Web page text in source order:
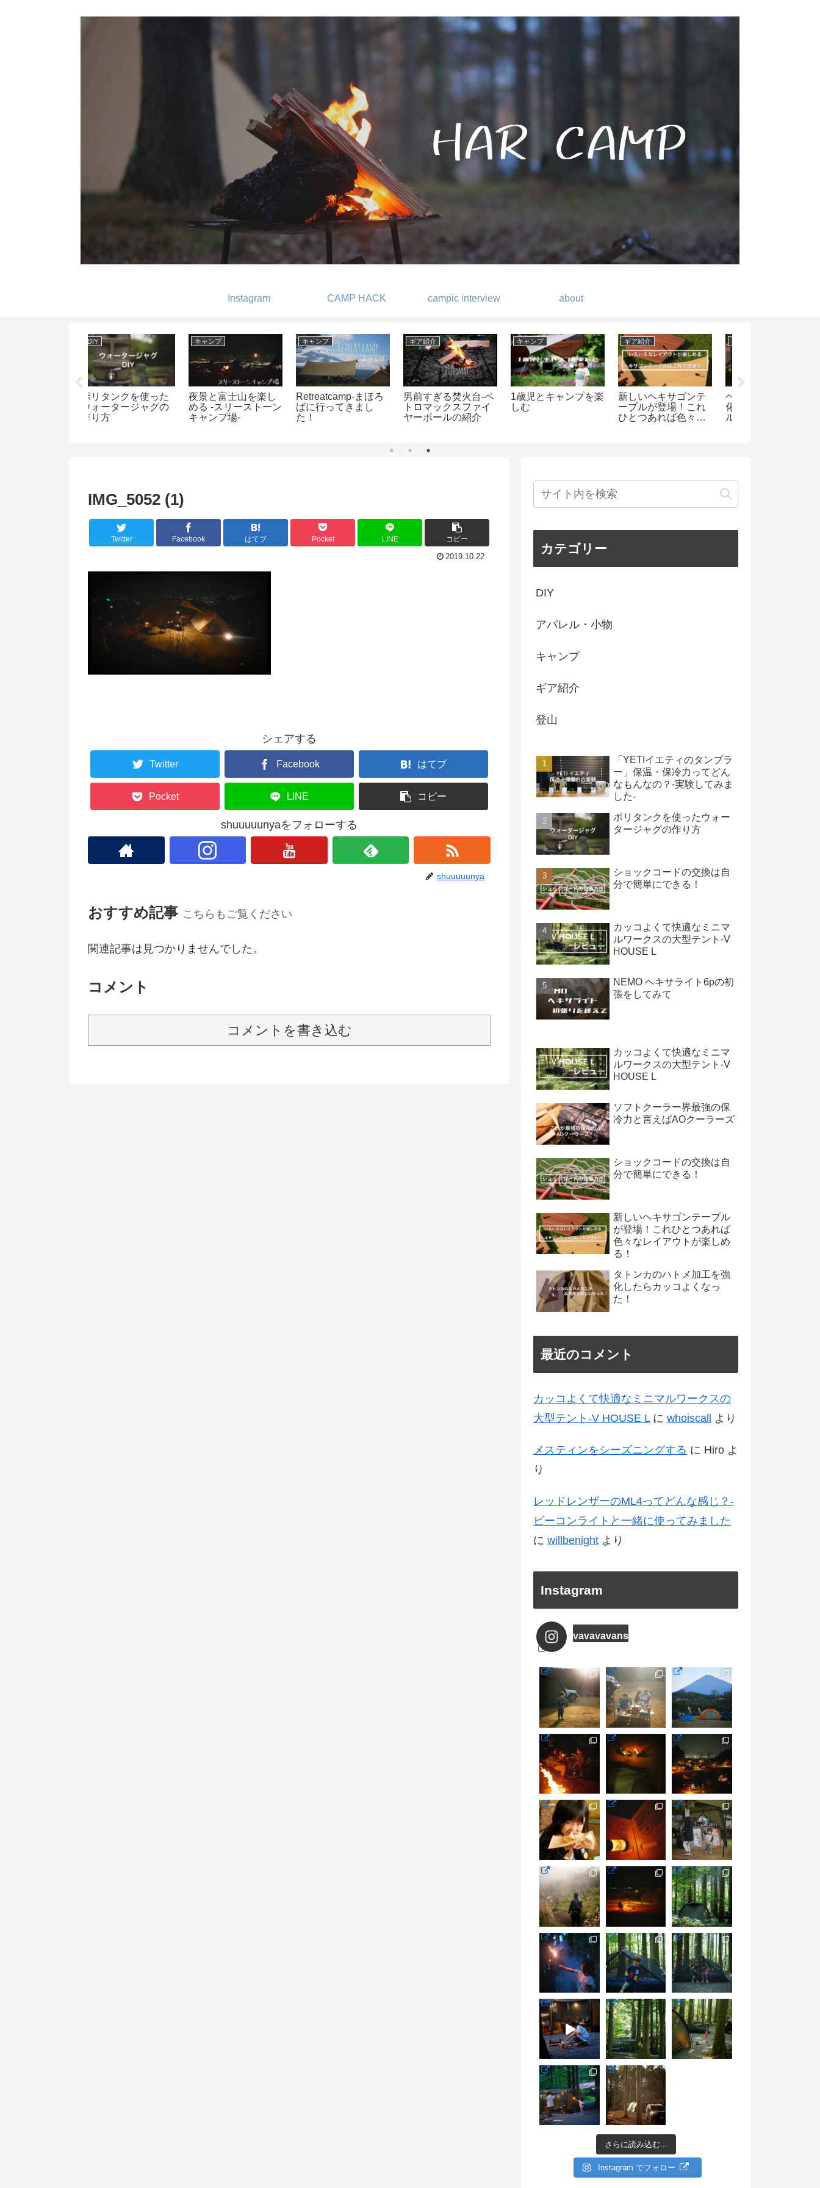
Instagram CAMP HACK campic interview about
ギア紹介
ヘキサライトの二股
化-純正アジャスタブ
ルタープポールエク
ギア紹介
QUICKCAMPの2人
掛けベンチが便利！-
ベンチの使い勝手と
ギア紹介
ベアボーンズリビン
グ ビーコンライト
紹介
ギア紹介
メスティンをシーズ
ニングする
ギア紹介
ツインポールシェル
ターの種類と比較
キャンプ
amanayuキャンプ場
でグループキャンプ
IMG_5052 (1)
Twitter Facebook はてブ Pocket LINE コピー
2019.10.22
シェアする
Twitter Facebook はてブ
Pocket LINE コピー
shuuuuunyaをフォローする
shuuuuunya
おすすめ記事 こちらもご覧ください
関連記事は見つかりませんでした。
コメント
コメントを書き込む
カテゴリー
DIY
アパレル・小物
キャンプ
ギア紹介
登山
「YETIイエティのタンブラ
ー」保温・保冷力ってどん
なもんなの？-実験してみま
した-
ポリタンクを使ったウォー
タージャグの作り方
ショックコードの交換は自
分で簡単にできる！
カッコよくて快適なミニマ
ルワークスの大型テント-V
HOUSE L
NEMO ヘキサライト6pの初
張をしてみて
カッコよくて快適なミニマ
ルワークスの大型テント-V
HOUSE L
ソフトクーラー界最強の保
冷力と言えばAOクーラーズ
ショックコードの交換は自
分で簡単にできる！
新しいヘキサゴンテーブル
が登場！これひとつあれば
色々なレイアウトが楽しめ
る！
タトンカのハトメ加工を強
化したらカッコよくなっ
た！
最近のコメント
カッコよくて快適なミニマルワークスの
大型テント-V HOUSE Lに whoiscall より
メスティンをシーズニングする に Hiro よ
り
レッドレンザーのML4ってどんな感じ？-
ビーコンライトと一緒に使ってみました
に willbenight より
Instagram
vavavavans
さらに読み込む...
Instagram でフォロー